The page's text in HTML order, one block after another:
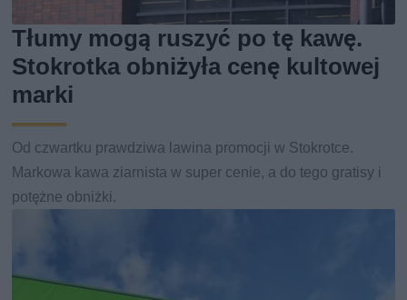
Tłumy mogą ruszyć po tę kawę.
Stokrotka obniżyła cenę kultowej
marki
Od czwartku prawdziwa lawina promocji w Stokrotce.
Markowa kawa ziarnista w super cenie, a do tego gratisy i
potężne obniżki.